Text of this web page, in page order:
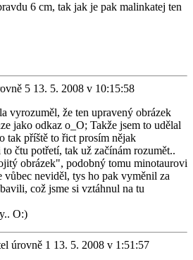
6 cm, tak jak je pak malinkatej ten
13. 5. 2008 v 10:15:58
vyrozuměl, že ten upravený obrázek
jako odkaz o_O; Takže jsem to udělal
tak příště to řict prosím nějak
čtu potřetí, tak už začínám rozumět..
obrázek", podobný tomu minotaurovi
neviděl, tys ho pak vyměnil za
což jsme si vztáhnul na tu
O:)
13. 5. 2008 v 1:51:57